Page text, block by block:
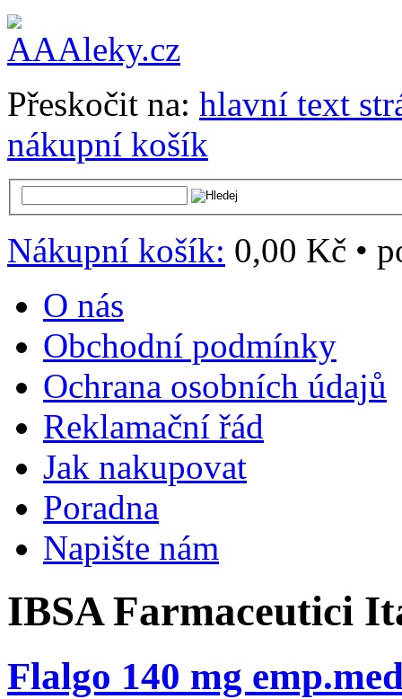
Přeskočit na: hlavní text
nákupní košík
Nákupní košík: 0,00 Kč •
O nás
Obchodní podmínky
Ochrana osobních údajů
Reklamační řád
Jak nakupovat
Poradna
Napište nám
IBSA Farmaceutici
Flalgo 140 mg